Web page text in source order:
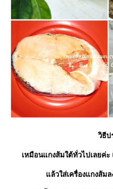
วิธีป
เหมือนแกงส้มใต้ทั่วไปเลยค่ะ
ล้วใส่เครื่องแกงส้มล